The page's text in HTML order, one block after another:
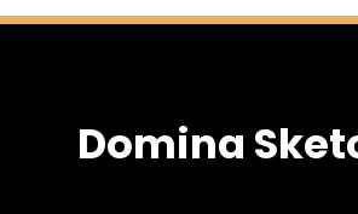
Domina